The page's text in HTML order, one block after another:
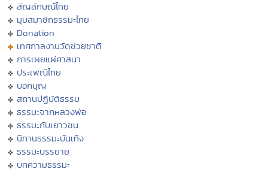
สัญลักษณ์ไทย
มุมสมาชิกธรรมะไทย
Donation
เทศกาลงานวัดช่วยชาติ
การเผยแผ่ศาสนา
ประเพณีไทย
บอกบุญ
สถานปฏิบัติธรรม
ธรรมะจากหลวงพ่อ
ธรรมะกับเยาวชน
นิทานธรรมะบันเทิง
ธรรมะบรรยาย
บทความธรรมะ